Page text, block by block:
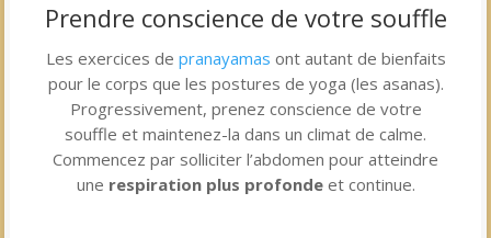
Prendre conscience de votre souffle
Les exercices de pranayamas ont autant de bienfaits
pour le corps que les postures de yoga (les asanas).
Progressivement, prenez conscience de votre
souffle et maintenez-la dans un climat de calme.
Commencez par solliciter l’abdomen pour atteindre
une respiration plus profondeet continue.